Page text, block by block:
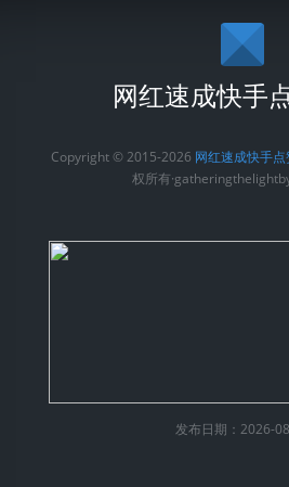
网红速成快手
Copyright © 2015-2026 网红速成快手
权所有
发布日期：2026-